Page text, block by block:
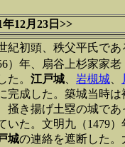
12月23日>>
紀初頭、秩父平氏で
）年、扇谷上杉家家
た。 江戸城 岩槻城
に完成した。築城当時
掻き揚げ土塁の城で
いた。文明九（1479
城の連絡を遮断した